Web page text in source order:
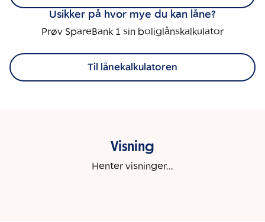
Usikker på hvor mye du kan låne?
Prøv SpareBank 1 sin boliglånskalkulator
Til lånekalkulatoren
Visning
Henter visninger...